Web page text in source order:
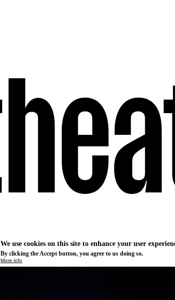
We use cookies on this site to enhance your user
By clicking the Accept button, you agree to us doing so.
More info